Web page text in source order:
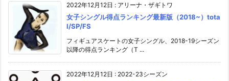
2022年12月12日 : アリーナ・ザギトワ
女子シングル得点ランキング最新版（2018~）tota
l/SP/FS
フィギュアスケートの女子シングル、2018-19シーズン
以降の得点ランキング（T ...
2022年12月12日 : 2022-23シーズン